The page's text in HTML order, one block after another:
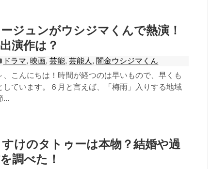
ジュンがウシジマくんで熱演！
演作は？
ドラマ, 映画,芸能,芸能人 , 闇金ウシジマくん
、こんにちは！時間が経つのは早いもので、早くも
しています。６月と言えば、「梅雨」入りする地域
...
けのタトゥーは本物？結婚や過
調べた！